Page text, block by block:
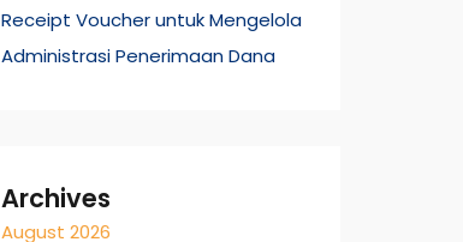
Receipt Voucher untuk Mengelola
Administrasi Penerimaan Dana
Archives
August 2026